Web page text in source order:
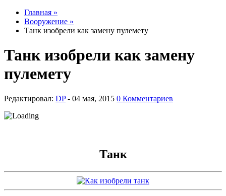
Главная »
Вооружение »
Танк изобрели как замену пулемету
Танк изобрели как замену
пулемету
Редактировал: DP - 0 Комментариев
Танк